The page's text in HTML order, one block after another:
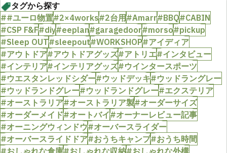
タグから探す
##ユーロ物置#2×4works#2台用#Amarr#BBQ#CABIN
#CSP F&F#diy#eeplan#garagedoor#morso#pickup
#Sleep OUT#sleepout#WORKSHOP#アイディア
#アウトドア#アウトドアグッズ#アトリエ#インタビュー
#インテリア#インテリアグッズ#ウインタースポーツ
#ウエスタンレッドシダー#ウッドデッキ#ウッドラングレー
#ウッドランドグレー#ウッドランドグレー#エクステリア
#オーストラリア#オーストラリア製#オーダーサイズ
#オーダーメイド#オートバイ#オーナーレビュー記事
#オーニングウィンドウ#オーバースライダー
#オーバースライドドア#おうちキャンプ#おうち時間